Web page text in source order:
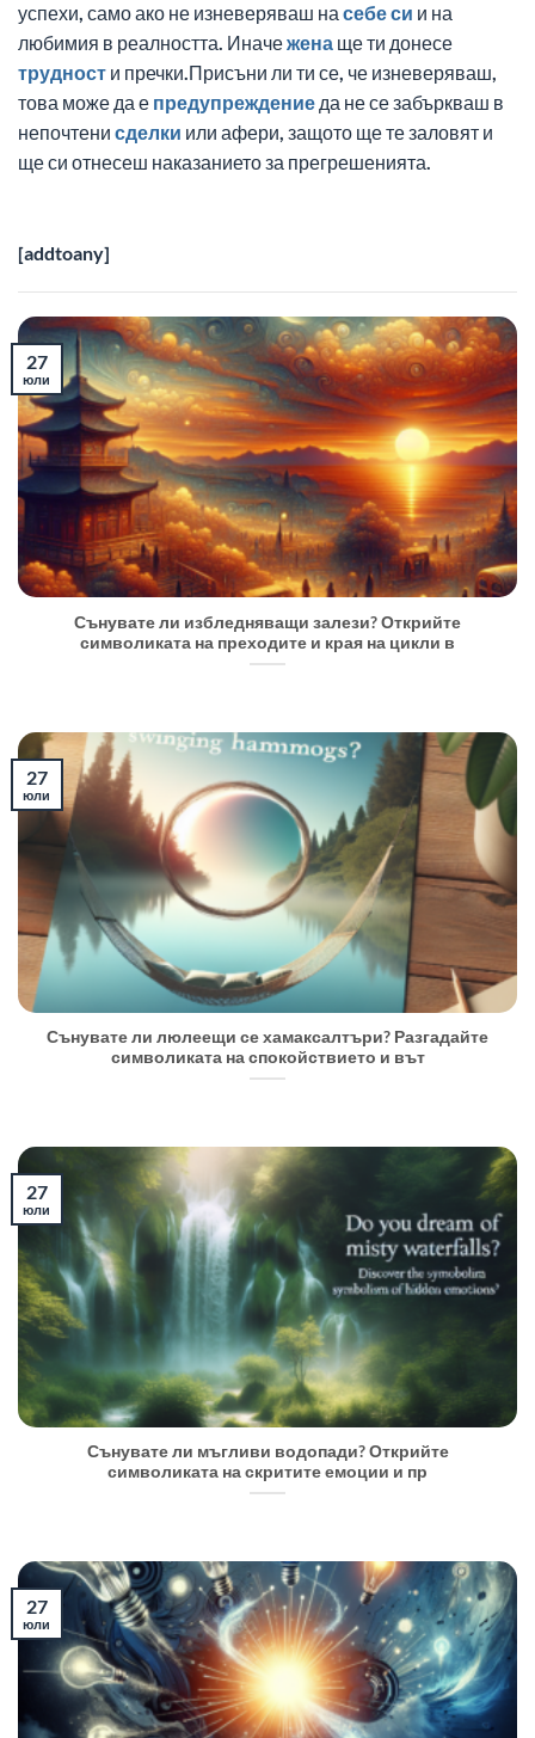
успехи, само ако не изневеряваш на себе си и на
любимия в реалността. Иначежена ще ти донесе
трудност и пречки.Присъни ли ти се, че изневеряваш,
това може да е предупреждение да не се забъркваш в
непочтени сделки или афери, защото ще те заловят и
ще си отнесеш наказанието за прегрешенията.
[addtoany]
Сънувате ли избледняващи залези? Открийте
символиката на преходите и края на цикли в
27
юли
Сънувате ли люлеещи се хамаксалтъри? Разгадайте
символиката на спокойствието и вът
27
юли
Сънувате ли мъгливи водопади? Открийте
символиката на скритите емоции и пр
27
юли
27
юли